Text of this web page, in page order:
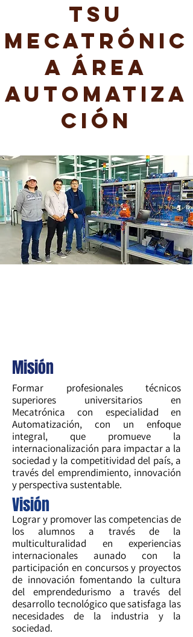
TSU
Mecatrónic
a Área
Automatiza
ción
Misión
Formar profesionales técnicos
superiores universitarios en
Mecatrónica con especialidad en
Automatización, con un enfoque
integral, que promueve la
internacionalización para impactar a la
sociedad y la competitividad del país, a
través del emprendimiento, innovación
y perspectiva sustentable.
Visión
Lograr y promover las competencias de
los alumnos a través de la
multiculturalidad en experiencias
internacionales aunado con la
participación en concursos y proyectos
de innovación fomentando la cultura
del emprendedurismo a través del
desarrollo tecnológico que satisfaga las
necesidades de la industria y la
sociedad.